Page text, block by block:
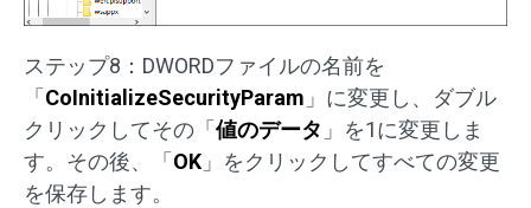
ステップ8：DWORDファイルの名前を
「 CoInitializeSecurityParam 」に変更し、ダブル
クリックしてその「 値のデータ 」を1に変更しま
す。その後、「 OK 」をクリックしてすべての変更
を保存します。